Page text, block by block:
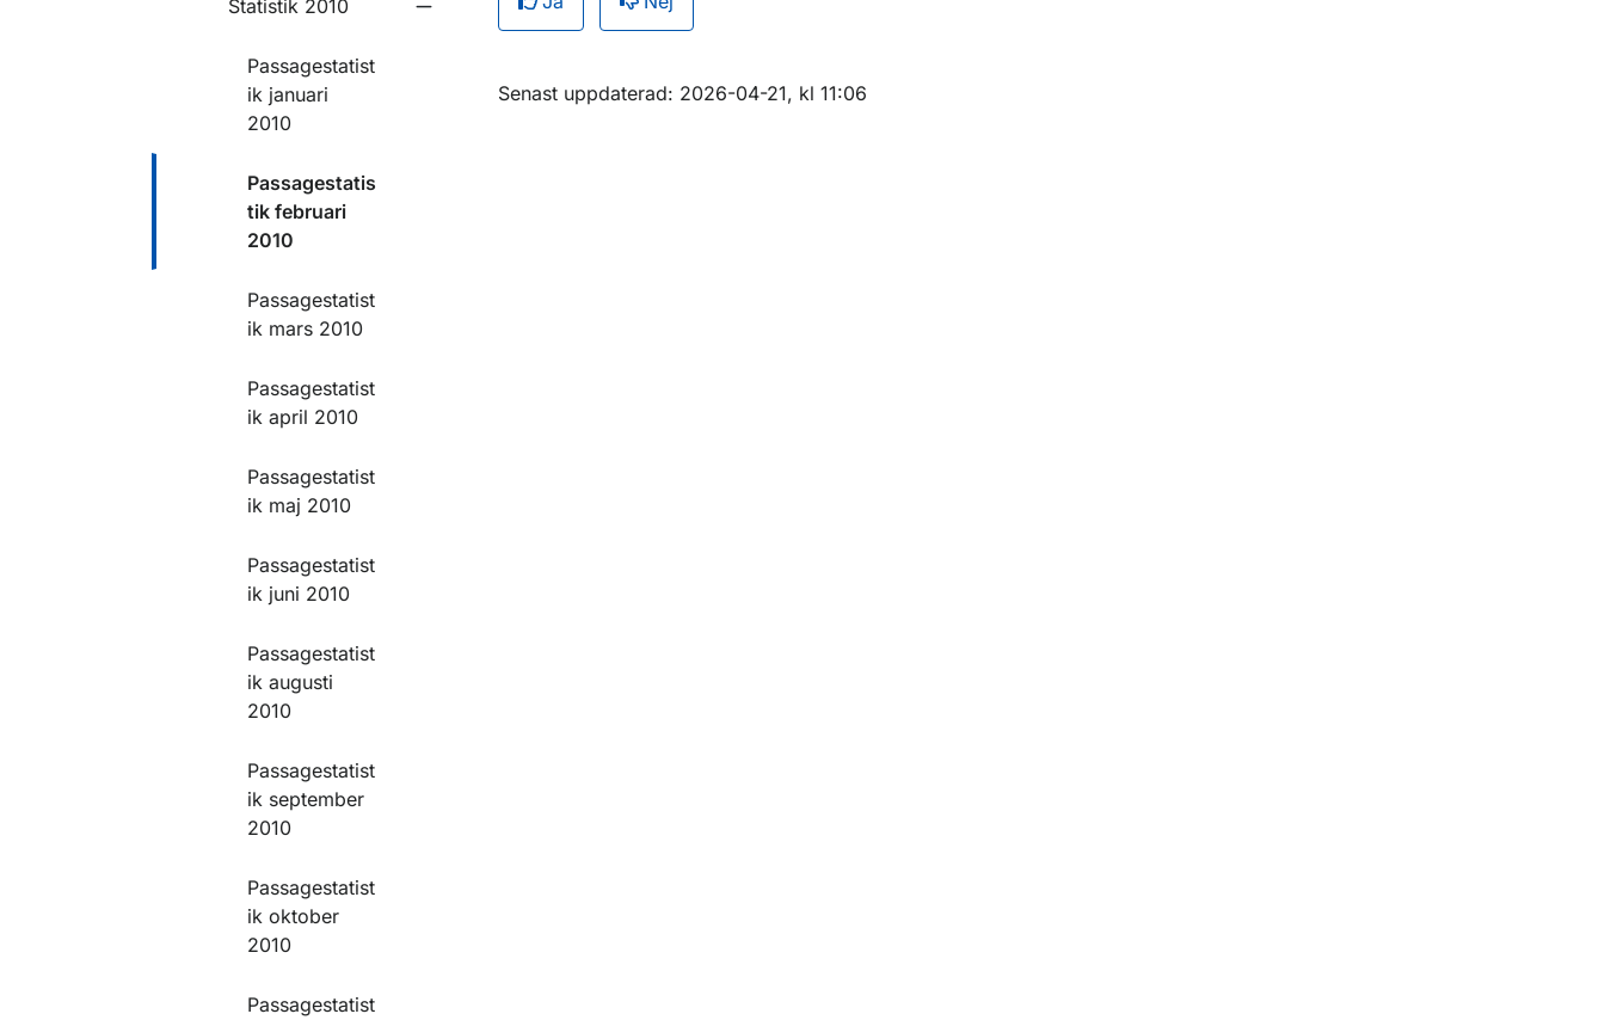
Statistik 2010
Undermeny för Statistik 2010
Passagestatist
ik januari
2010
Passagestatis
tik februari
2010
Passagestatist
ik mars 2010
Passagestatist
ik april 2010
Passagestatist
ik maj 2010
Passagestatist
ik juni 2010
Passagestatist
ik augusti
2010
Passagestatist
ik september
2010
Passagestatist
ik oktober
2010
Passagestatist
Om sidan
Senast uppdaterad: 2026-04-21, kl 11:06